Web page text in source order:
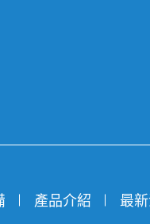
產品介紹 最